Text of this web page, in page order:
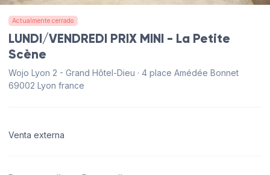
Actualmente cerrado
LUNDI/VENDREDI PRIX MINI - La Petite
Scène
Wojo Lyon 2 - Grand Hôtel-Dieu · 4 place Amédée Bonnet
69002 Lyon france
Venta externa